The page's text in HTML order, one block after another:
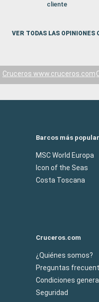
cliente
VER TODAS LAS OPINIONES
Cruceros www.cruceros.com
Barcos más
MSC World Europa
Icon of the Seas
Costa Toscana
Cruceros.com
¿Quiénes somos?
Preguntas
Condiciones
Seguridad